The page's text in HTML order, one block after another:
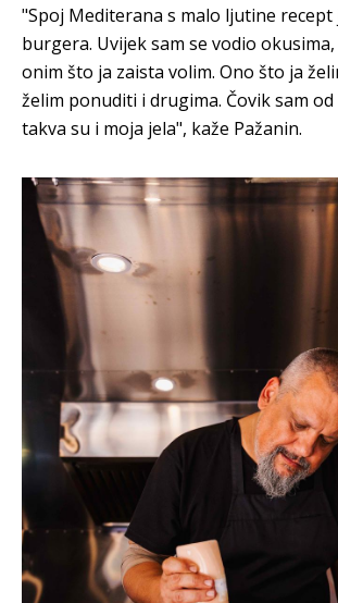
"Spoj Mediterana s malo ljutine recept
burgera. Uvijek sam se vodio
onim što ja zaista volim. Ono što ja
želim ponuditi i drugima. Čovik sam
takva su i moja jela", kaže Pažanin.